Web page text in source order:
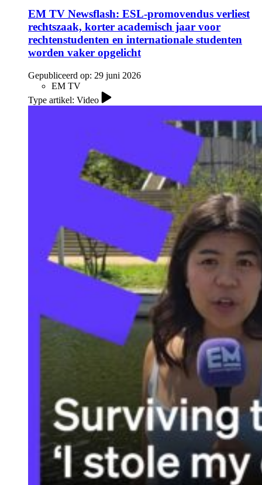
EM TV Newsflash: ESL-promovendus verliest
rechtszaak, korter academisch jaar voor
rechtenstudenten en internationale studenten
worden vaker opgelicht
Gepubliceerd op: 29 juni 2026
EM TV
Type artikel: Video